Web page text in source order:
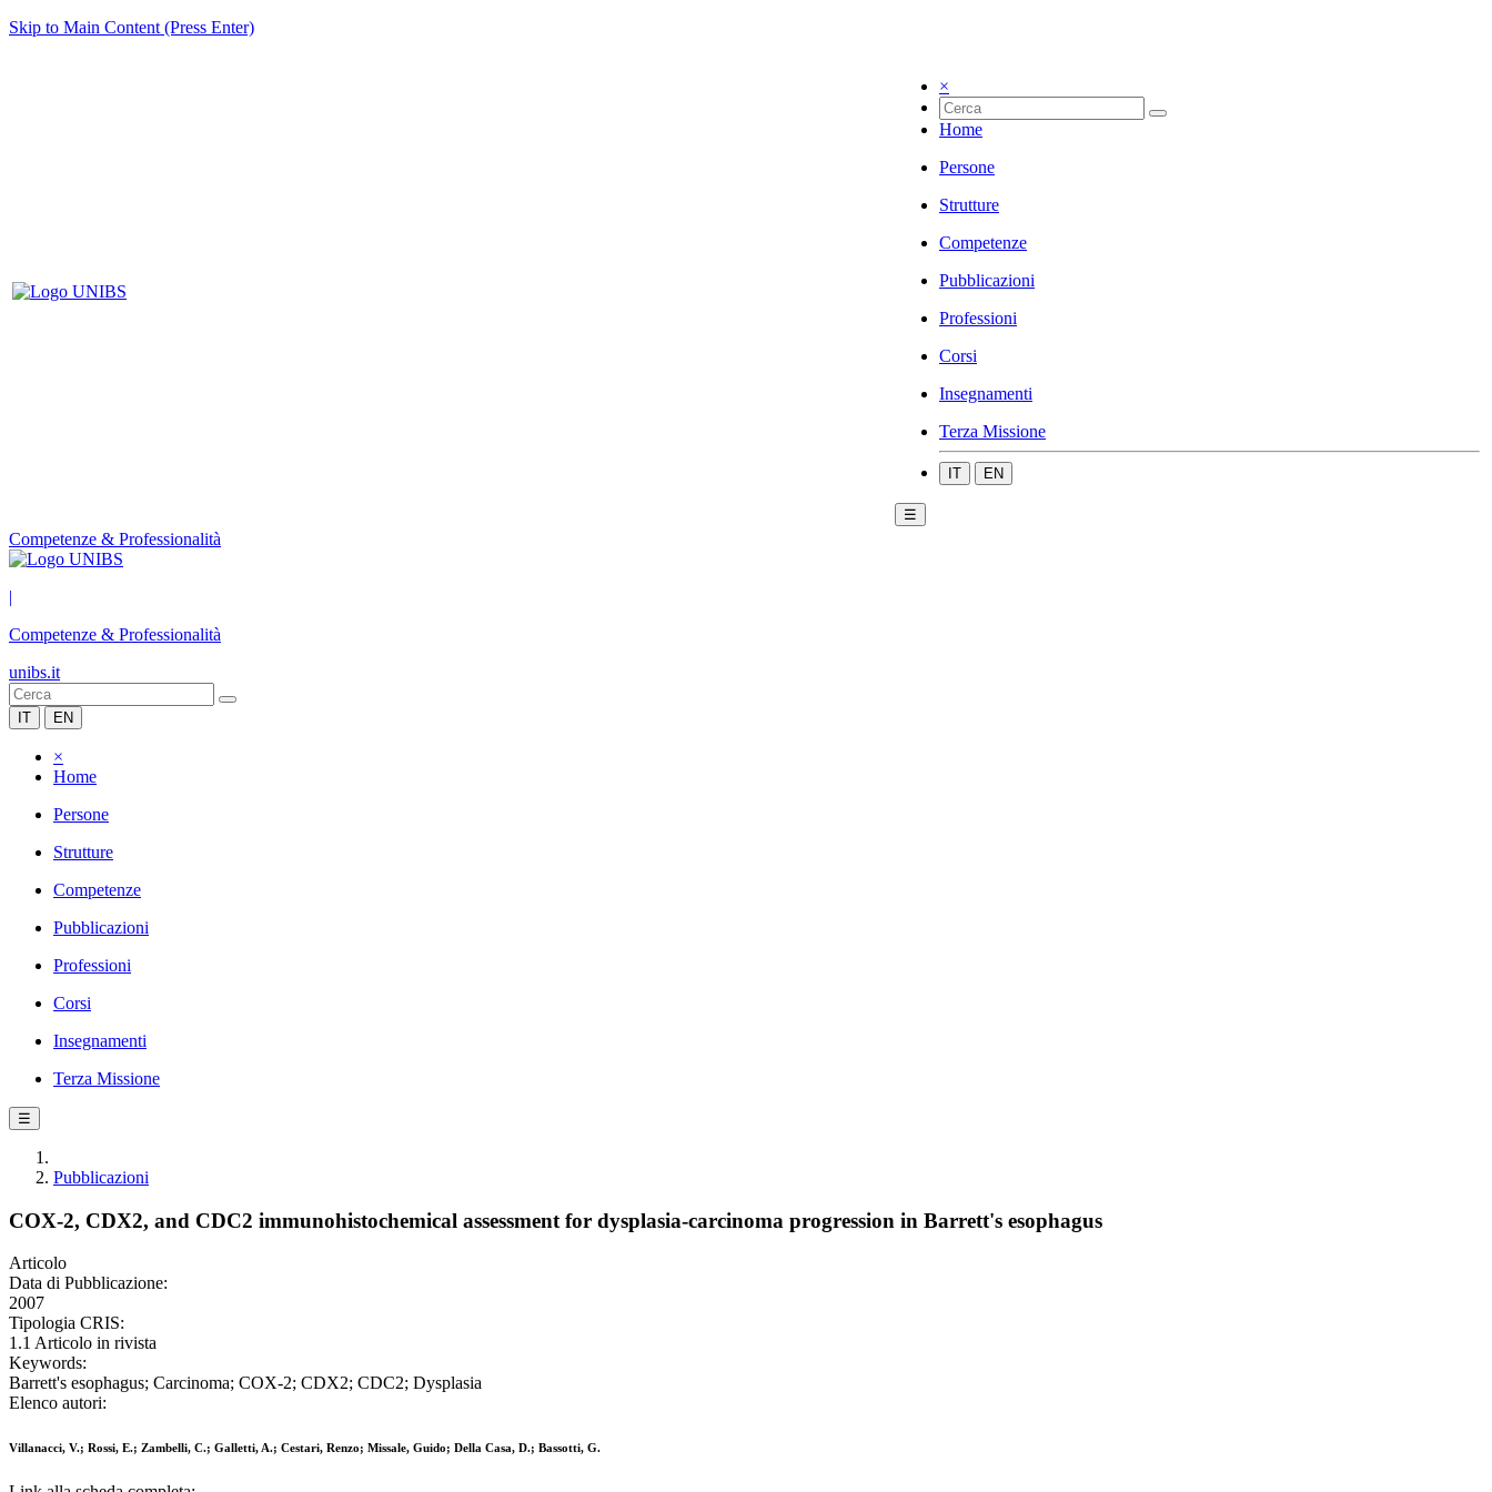
Skip to Main Content (Press Enter)
×
Home
Persone
Strutture
Competenze
Pubblicazioni
Professioni
Corsi
Insegnamenti
Terza Missione
IT EN
☰
Competenze & Professionalità
|
Competenze & Professionalità
unibs.it
IT EN
×
Home
Persone
Strutture
Competenze
Pubblicazioni
Professioni
Corsi
Insegnamenti
Terza Missione
☰
Pubblicazioni
COX-2, CDX2, and CDC2 immunohistochemical assessment for dysplasia-carcinoma progression in Barrett's esophagus
Articolo
Data di Pubblicazione:
2007
Tipologia CRIS:
1.1 Articolo in rivista
Keywords:
Barrett's esophagus; Carcinoma; COX-2; CDX2; CDC2; Dysplasia
Elenco autori:
Villanacci, V.; Rossi, E.; Zambelli, C.; Galletti, A.; Cestari, Renzo; Missale, Guido; Della Casa, D.; Bassotti, G.